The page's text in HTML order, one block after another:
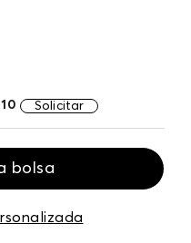
Solicitar
bolsa